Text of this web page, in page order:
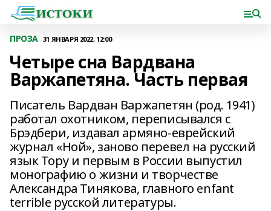
ПРОЗА 31 ЯНВАРЯ 2022, 12:00
Четыре сна Вардвана
Варжапетяна. Часть первая
Писатель Вардван Варжапетян (род. 1941)
работал охотником, переписывался с
Брэдбери, издавал армяно-еврейский
журнал «Ной», заново перевел на русский
язык Тору и первым в России выпустил
монографию о жизни и творчестве
Александра Тинякова, главного enfant
terrible русской литературы.